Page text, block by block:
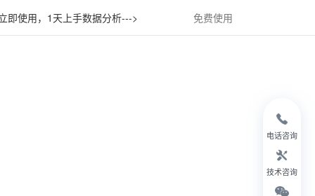
即使用，1天上手数据分析---> 免费使用
电话咨询
技术咨询